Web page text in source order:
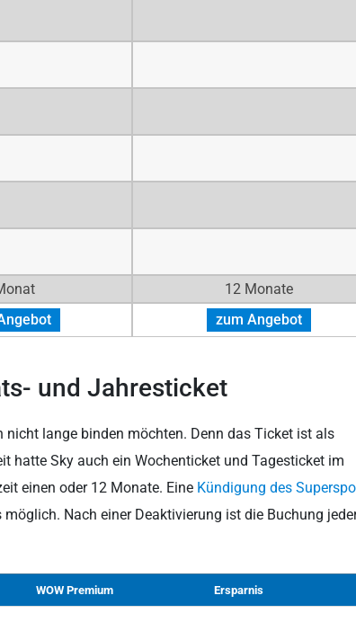
12 Monate
zum Angebot
und Jahresticket
nicht lange binden möchten. Denn das Ticket ist als
hatte Sky auch ein Wochenticket und Tagesticket im
einen oder 12 Monate. Eine Kündigung des
Nach einer Deaktivierung ist die Buchung
WOW Premium Ersparnis